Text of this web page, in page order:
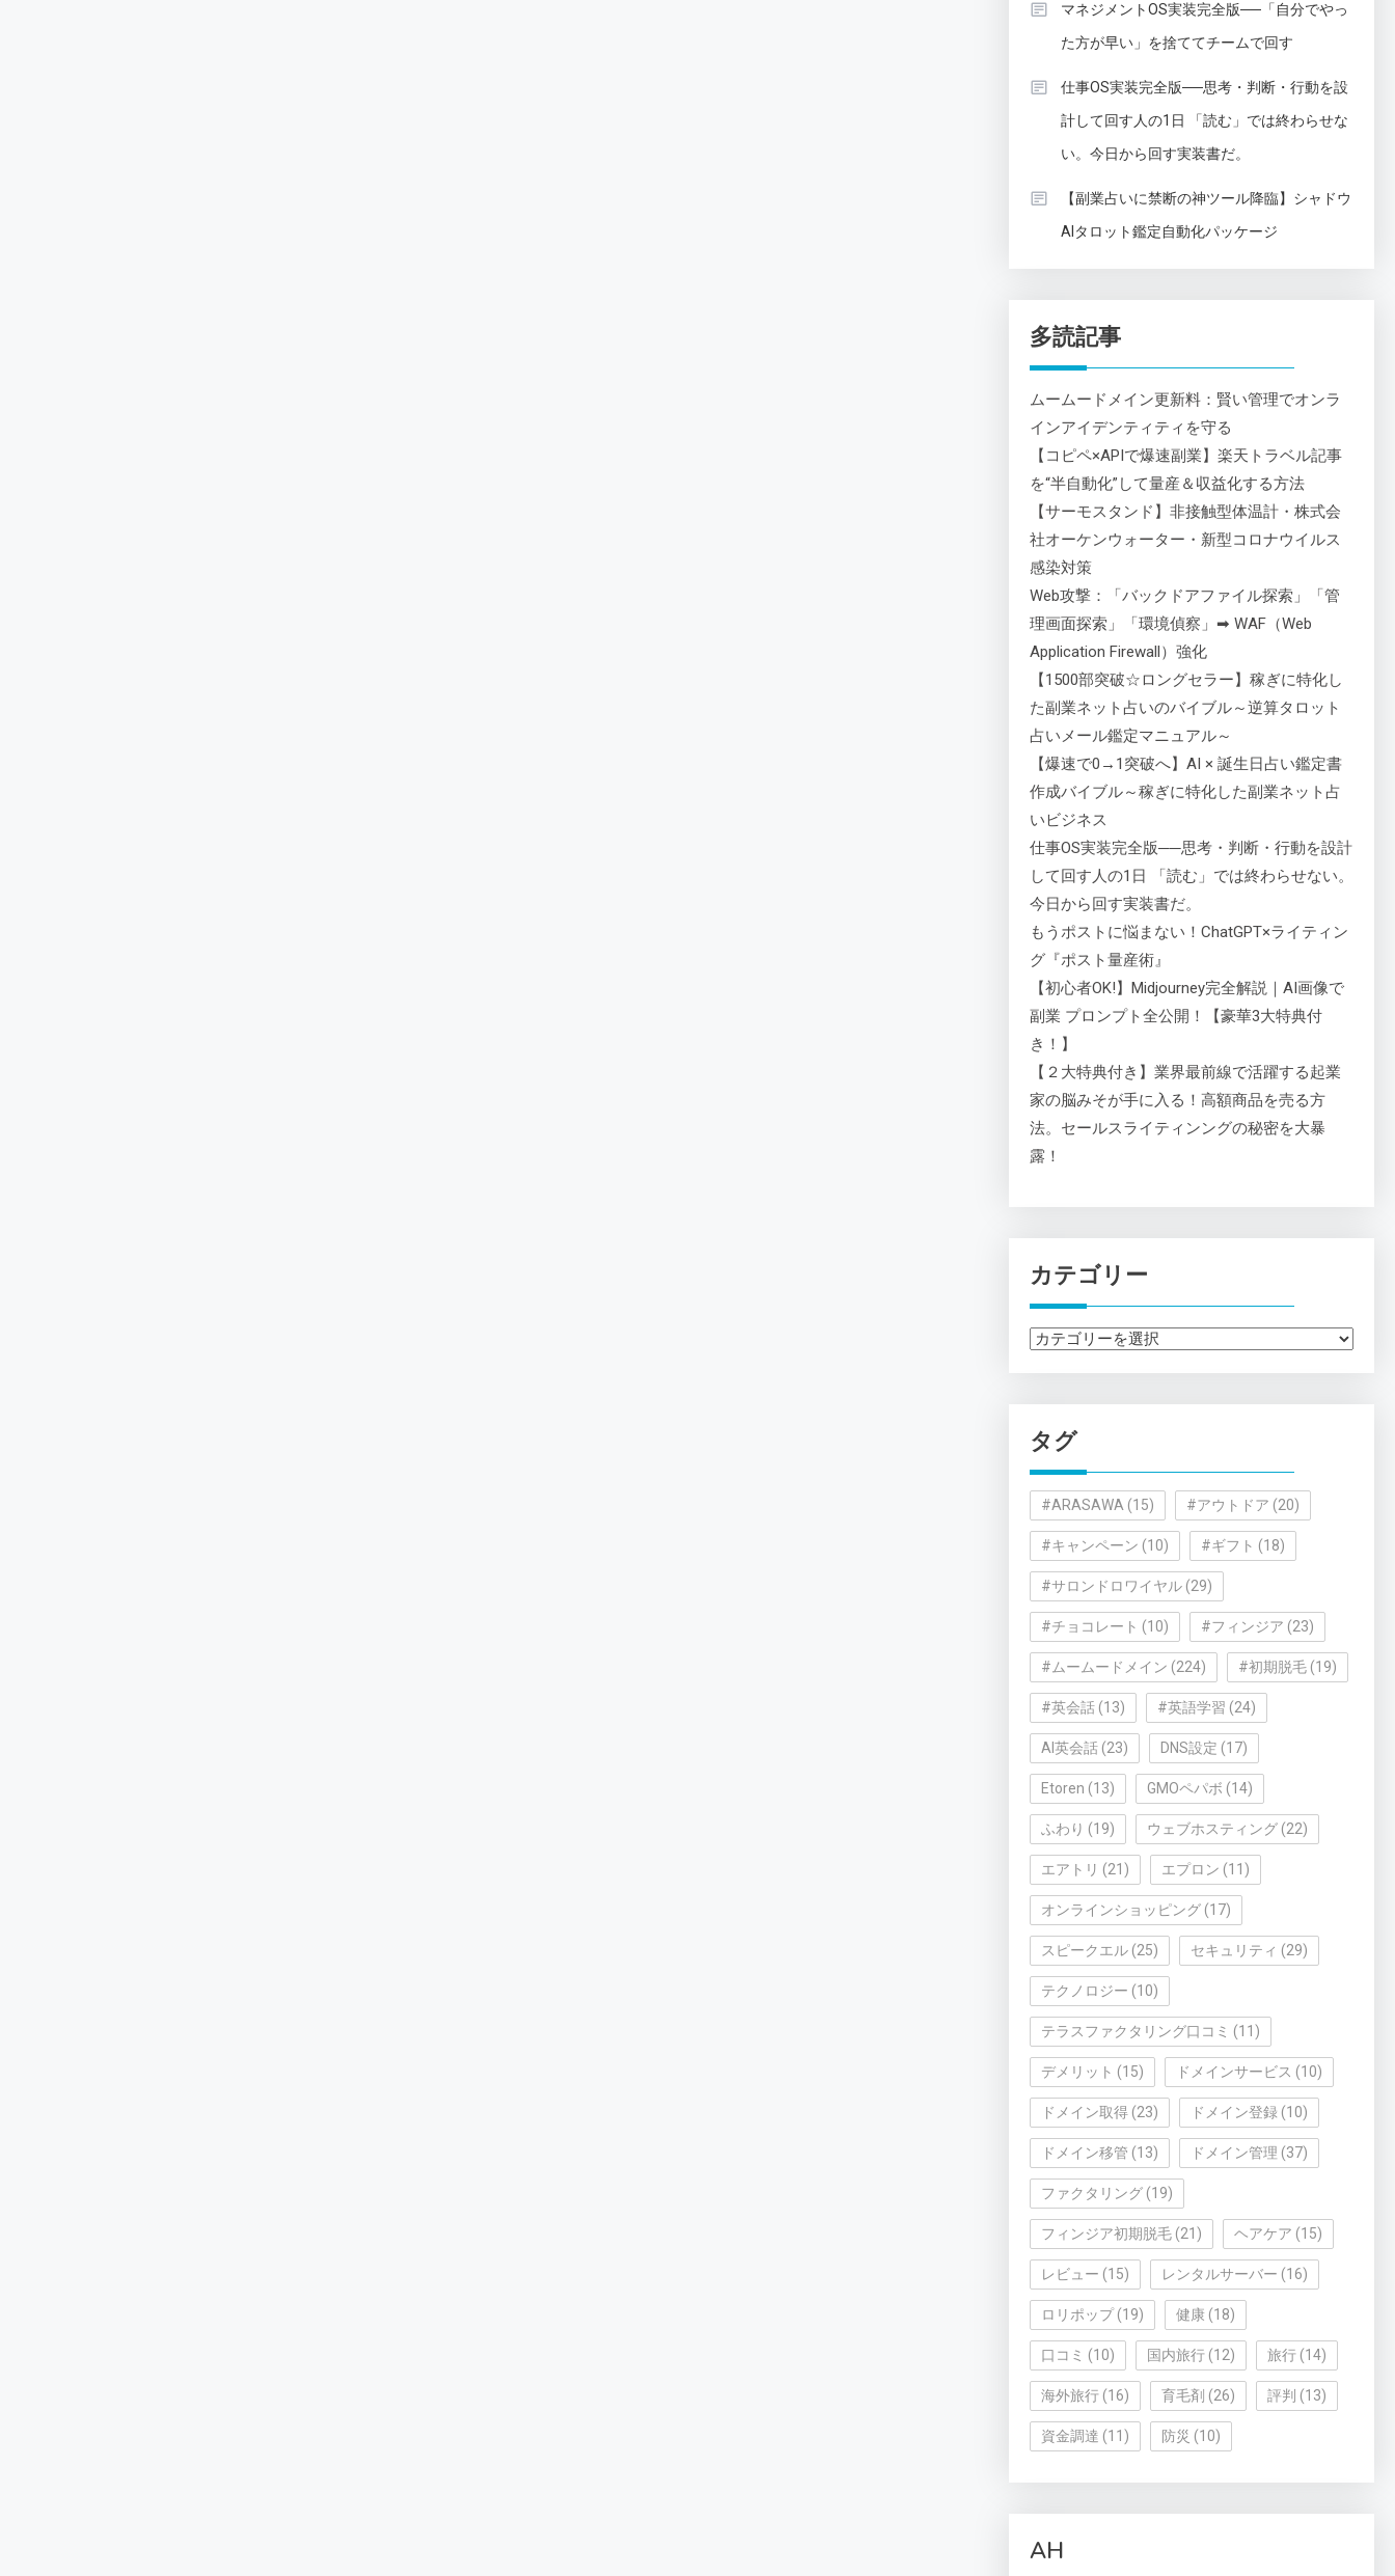
マネジメントOS実装完全版──「自分でやっ
た方が早い」を捨ててチームで回す
仕事OS実装完全版──思考・判断・行動を設
計して回す人の1日 「読む」では終わらせな
い。今日から回す実装書だ。
【副業占いに禁断の神ツール降臨】シャドウ
AIタロット鑑定自動化パッケージ
多読記事
ムームードメイン更新料：賢い管理でオンラ
インアイデンティティを守る
【コピペ×APIで爆速副業】楽天トラベル記事
を“半自動化”して量産＆収益化する方法
【サーモスタンド】非接触型体温計・株式会
社オーケンウォーター・新型コロナウイルス
感染対策
Web攻撃：「バックドアファイル探索」「管
理画面探索」「環境偵察」➡ WAF（Web
Application Firewall）強化
【1500部突破☆ロングセラー】稼ぎに特化し
た副業ネット占いのバイブル～逆算タロット
占いメール鑑定マニュアル～
【爆速で0→1突破へ】AI × 誕生日占い鑑定書
作成バイブル～稼ぎに特化した副業ネット占
いビジネス
仕事OS実装完全版──思考・判断・行動を設計
して回す人の1日 「読む」では終わらせない。
今日から回す実装書だ。
もうポストに悩まない！ChatGPT×ライティン
グ『ポスト量産術』
【初心者OK!】Midjourney完全解説｜AI画像で
副業 プロンプト全公開！【豪華3大特典付
き！】
【２大特典付き】業界最前線で活躍する起業
家の脳みそが手に入る！高額商品を売る方
法。セールスライティンングの秘密を大暴
露！
カテゴリー
カ
ー
タグ
#ARASAWA (15) #アウトドア (20)
#キャンペーン (10) #ギフト (18)
#サロンドロワイヤル(29)
#チョコレート (10) #フィンジア (23)
#ムームードメイン (224) #初期脱毛(19)
#英会話(13) #英語学習 (24)
AI英会話(23) DNS設定 (17)
Etoren (13) GMOペパボ (14)
ふわり (19) ウェブホスティング(22)
エアトリ (21) エプロン (11)
オンラインショッピング(17)
スピークエル(25) セキュリティ (29)
テクノロジー (10)
テラスファクタリング口コミ (11)
デメリット (15) ドメインサービス (10)
ドメイン取得(23) ドメイン登録 (10)
ドメイン移管 (13) ドメイン管理 (37)
ファクタリング(19)
フィンジア初期脱毛(21) ヘアケア (15)
レビュー (15) レンタルサーバー (16)
ロリポップ(19) 健康(18)
口コミ (10) 国内旅行(12) 旅行(14)
海外旅行(16) 育毛剤 (26) 評判 (13)
資金調達 (11) 防災 (10)
AH